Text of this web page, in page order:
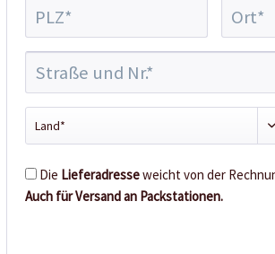
Die Lieferadresseweicht von der
Auch für Versand an Packstationen.